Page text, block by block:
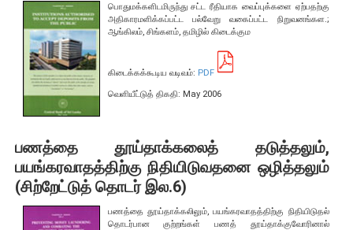
வௌிநாட்டுத் துறை செய்தித்திரட்டு
பேரண்டப் பொருளாதார வரைபடத்தொகுதி
இலங்கை சுபீட்சச் சுட்டெண்
தொழிலாளர் பணவனுப்பல்கள் மற்றும் தொழிலாளர் புலம்பெயர்தல்
மொத்த உள்நாட்டு உற்பத்தி
வேளாண்மை தரவுத் திரட்டு
காணி விலைமதிப்பீட்டுக் குறிகாட்டி
வியாபார அளவீடுகள்
பொதுமக்களிடமிருந்து சட்ட ரீதியாக வைப்புக்களை ஏற்பதற்கு
அதிகாரமளிக்கப்பட்ட பல்வேறு வகைப்பட்ட நிறுவனங்கள.;
ஆங்கிலம், சிங்களம், தமிழில் கிடைக்கும
கிடைக்கக்கூடிய வடிவம்: PDF
வெளியீட்டுத் திகதி: May 2006
பணத்தை தூய்தாக்கலைத் தடுத்தலும்,
பயங்கரவாதத்திற்கு நிதியிடுவதனை ஒழித்தலும்
(சிற்றேட்டுத் தொடர் இல.6)
பணத்தை தூய்தாக்கலிலும், பயங்கரவாதத்திற்கு நிதியிடுதல்
தொடர்பான குற்றங்கள் பணத் தூய்தாக்குவோரினால்